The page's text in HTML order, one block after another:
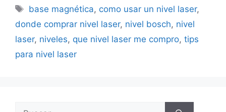
Etiquetas
base magnética, como usar un nivel laser,
donde comprar nivel laser, nivel bosch, nivel
laser, niveles, que nivel laser me compro, tips
para nivel laser